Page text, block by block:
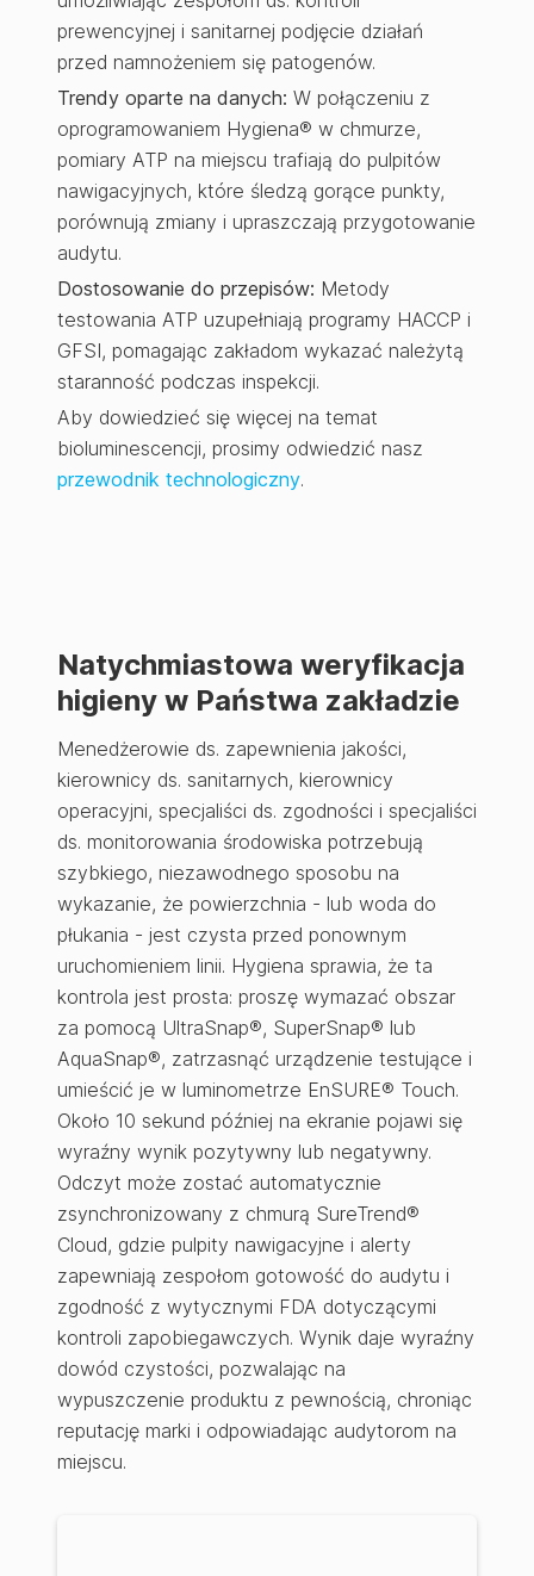
prewencyjnej i sanitarnej podjęcie działań
przed namnożeniem się patogenów.
Trendy oparte na danych: W połączeniu z
oprogramowaniem Hygiena® w chmurze,
pomiary ATP na miejscu trafiają do pulpitów
nawigacyjnych, które śledzą gorące punkty,
porównują zmiany i upraszczają przygotowanie
audytu.
Dostosowanie do przepisów: Metody
testowania ATP uzupełniają programy HACCP i
GFSI, pomagając zakładom wykazać należytą
staranność podczas inspekcji.
Aby dowiedzieć się więcej na temat
bioluminescencji, prosimy odwiedzić nasz
przewodnik technologiczny.
Natychmiastowa weryfikacja
higieny w Państwa zakładzie
Menedżerowie ds. zapewnienia jakości,
kierownicy ds. sanitarnych, kierownicy
operacyjni, specjaliści ds. zgodności i specjaliści
ds. monitorowania środowiska potrzebują
szybkiego, niezawodnego sposobu na
wykazanie, że powierzchnia - lub woda do
płukania - jest czysta przed ponownym
uruchomieniem linii. Hygiena sprawia, że ta
kontrola jest prosta: proszę wymazać obszar
za pomocą UltraSnap®, SuperSnap® lub
AquaSnap®, zatrzasnąć urządzenie testujące i
umieścić je w luminometrze EnSURE® Touch.
Około 10 sekund później na ekranie pojawi się
wyraźny wynik pozytywny lub negatywny.
Odczyt może zostać automatycznie
zsynchronizowany z chmurą SureTrend®
Cloud, gdzie pulpity nawigacyjne i alerty
zapewniają zespołom gotowość do audytu i
zgodność z wytycznymi FDA dotyczącymi
kontroli zapobiegawczych. Wynik daje wyraźny
dowód czystości, pozwalając na
wypuszczenie produktu z pewnością, chroniąc
reputację marki i odpowiadając audytorom na
miejscu.